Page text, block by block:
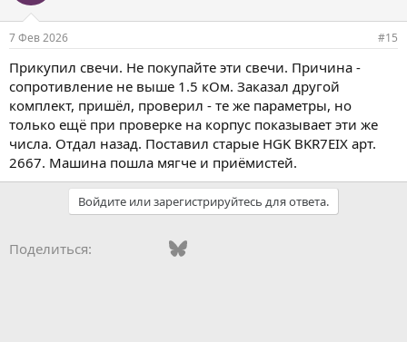
7 Фев 2026 #15
Прикупил свечи. Не покупайте эти свечи. Причина -
сопротивление не выше 1.5 кОм. Заказал другой
комплект, пришёл, проверил - те же параметры, но
только ещё при проверке на корпус показывает эти же
числа. Отдал назад. Поставил старые HGK BKR7EIX арт.
2667. Машина пошла мягче и приёмистей.
Войдите или зарегистрируйтесь для ответа.
Поделиться: Vkontakte
FacebookBluesky